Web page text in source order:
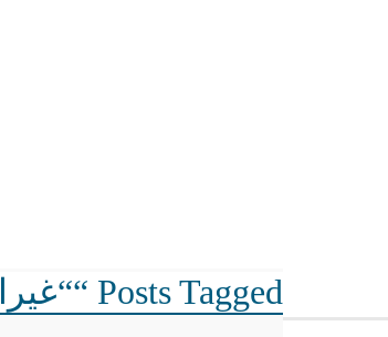
Posts Tagged ““غیراخلاقی””